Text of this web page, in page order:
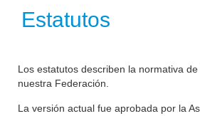
Estatutos
Los estatutos describen la normativa
nuestra Federación.
La versión actual fue aprobada por la